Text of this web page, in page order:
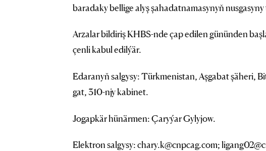
baradaky bellige alyş şahadatnamasynyň
Arzalar bildiriş KHBS-nde çap edilen gününden
çenli kabul edilýär.
Edaranyň salgysy: Türkmenistan, Aşgabat şäheri,
gat, 310-njy kabinet.
Jogapkär hünärmen: Çaryýar Gylyjow.
Elektron salgysy: chary.k@cnpcag.com;